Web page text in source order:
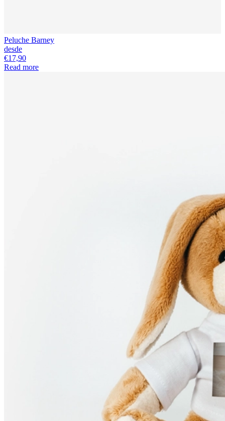
Peluche Barney
desde
€17,90
Read more